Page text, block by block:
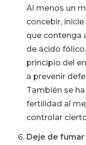
Al menos un
concebir,
que contenga
de ácido
principio del
a prevenir
También se
fertilidad al
controlar
Deje de